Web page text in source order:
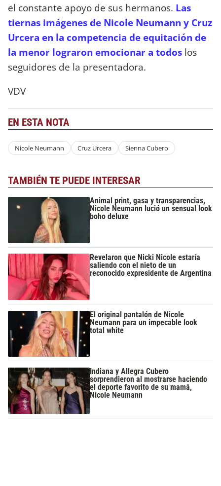
el constante apoyo de sus hermanos. Las
tiernas imágenes de Nicole Neumann y Cruz
Urcera en la competencia de equitación de
la menor lograron emocionar a todos los
seguidores de la presentadora.
VDV
EN ESTA NOTA
Nicole Neumann Cruz Urcera Sienna Cubero
TAMBIÉN TE PUEDE INTERESAR
Animal print, gasa y transparencias,
Nicole Neumann lució un sensual look
boho deluxe
Revelaron que Nicki Nicole estaría
saliendo con el nieto de un
reconocido expresidente de Argentina
El original pantalón de Nicole
Neumann para un impecable look
total white
Indiana y Allegra Cubero
sorprendieron al mostrarse haciendo
el deporte favorito de su mamá,
Nicole Neumann